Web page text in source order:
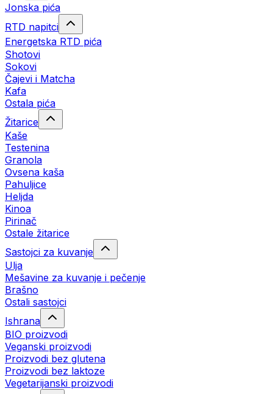
Jonska pića
RTD napitci
Energetska RTD pića
Shotovi
Sokovi
Čajevi i Matcha
Kafa
Ostala pića
Žitarice
Kaše
Testenina
Granola
Ovsena kaša
Pahuljice
Heljda
Kinoa
Pirinač
Ostale žitarice
Sastojci za kuvanje
Ulja
Mešavine za kuvanje i pečenje
Brašno
Ostali sastojci
Ishrana
BIO proizvodi
Veganski proizvodi
Proizvodi bez glutena
Proizvodi bez laktoze
Vegetarijanski proizvodi